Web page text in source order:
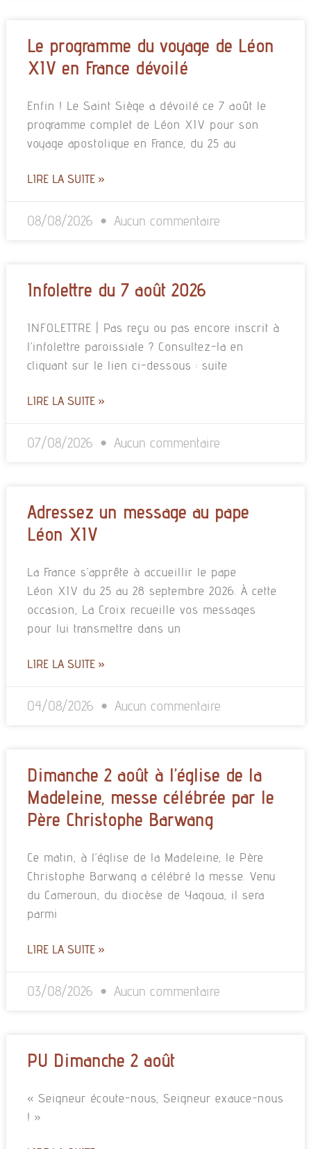
Le programme du voyage de Léon
XIV en France dévoilé
Enfin ! Le Saint Siège a dévoilé ce 7 août le
programme complet de Léon XIV pour son
voyage apostolique en France, du 25 au
LIRE LA SUITE »
08/08/2026 Aucun commentaire
Infolettre du 7 août 2026
INFOLETTRE | Pas reçu ou pas encore inscrit à
l’infolettre paroissiale ? Consultez-la en
cliquant sur le lien ci-dessous : suite
LIRE LA SUITE »
07/08/2026 Aucun commentaire
Adressez un message au pape
Léon XIV
La France s’apprête à accueillir le pape
Léon XIV du 25 au 28 septembre 2026. À cette
occasion, La Croix recueille vos messages
pour lui transmettre dans un
LIRE LA SUITE »
04/08/2026 Aucun commentaire
Dimanche 2 août à l’église de la
Madeleine, messe célébrée par le
Père Christophe Barwang
Ce matin, à l’église de la Madeleine, le Père
Christophe Barwang a célébré la messe. Venu
du Cameroun, du diocèse de Yagoua, il sera
parmi
LIRE LA SUITE »
03/08/2026 Aucun commentaire
PU Dimanche 2 août
« Seigneur écoute-nous, Seigneur exauce-nous
! »